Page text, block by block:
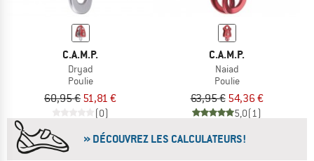
C.A.M.P.
Dryad
Poulie
60,95 € 51,81 €
(0)
C.A.M.P.
Naiad
Poulie
63,95 € 54,36 €
5,0(1)
» DÉCOUVREZ LES CALCULATEURS!